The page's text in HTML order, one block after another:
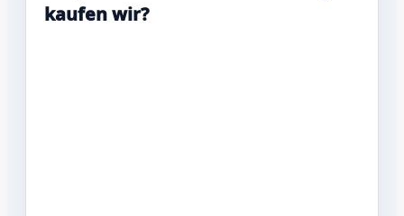
kaufen wir?